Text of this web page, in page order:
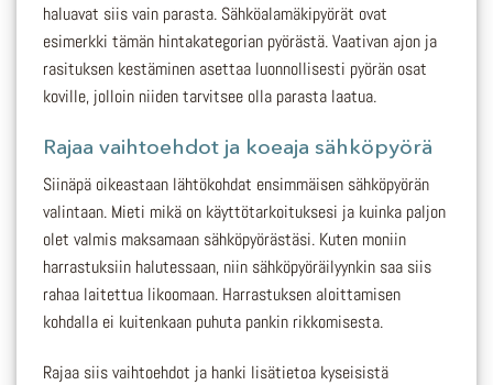
haluavat siis vain parasta. Sähköalamäkipyörät ovat
esimerkki tämän hintakategorian pyörästä. Vaativan ajon ja
rasituksen kestäminen asettaa luonnollisesti pyörän osat
koville, jolloin niiden tarvitsee olla parasta laatua.
Rajaa vaihtoehdot ja koeaja sähköpyörä
Siinäpä oikeastaan lähtökohdat ensimmäisen sähköpyörän
valintaan. Mieti mikä on käyttötarkoituksesi ja kuinka paljon
olet valmis maksamaan sähköpyörästäsi. Kuten moniin
harrastuksiin halutessaan, niin sähköpyöräilyynkin saa siis
rahaa laitettua likoomaan. Harrastuksen aloittamisen
kohdalla ei kuitenkaan puhuta pankin rikkomisesta.
Rajaa siis vaihtoehdot ja hanki lisätietoa kyseisistä